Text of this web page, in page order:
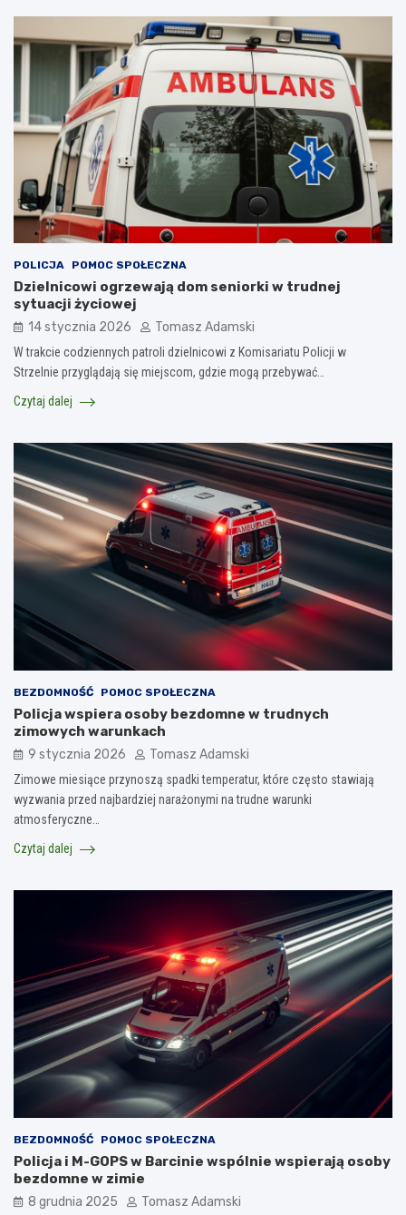
POLICJA POMOC SPOŁECZNA
Dzielnicowi ogrzewają dom seniorki w trudnej
sytuacji życiowej
14 stycznia 2026 Tomasz Adamski
W trakcie codziennych patroli dzielnicowi z Komisariatu Policji w
Strzelnie przyglądają się miejscom, gdzie mogą przebywać…
Czytaj dalej
BEZDOMNOŚĆ POMOC SPOŁECZNA
Policja wspiera osoby bezdomne w trudnych
zimowych warunkach
9 stycznia 2026 Tomasz Adamski
Zimowe miesiące przynoszą spadki temperatur, które często stawiają
wyzwania przed najbardziej narażonymi na trudne warunki
atmosferyczne…
Czytaj dalej
BEZDOMNOŚĆ POMOC SPOŁECZNA
Policja i M-GOPS w Barcinie wspólnie wspierają osoby
bezdomne w zimie
8 grudnia 2025 Tomasz Adamski